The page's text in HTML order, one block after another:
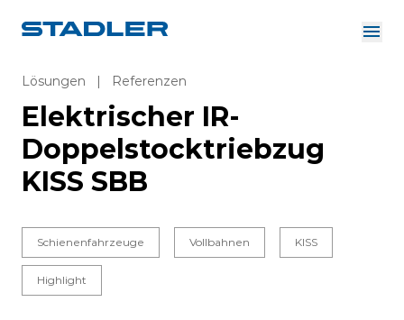
Investor Relations
Zulieferer
Downloads
Deutsch
Über uns
Lösungen
Karriere
InnoTrans
Lösungen | Referenzen
Elektrischer IR-
Doppelstocktriebzug
KISS SBB
Schienenfahrzeuge Vollbahnen KISS
Highlight